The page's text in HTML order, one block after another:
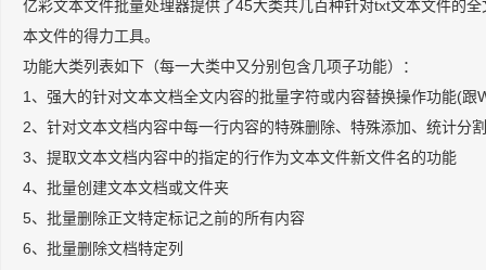
亿彩文本文件批量处理器提供了45大类共几百种针对txt文本文件的
本文件的得力工具。
功能大类列表如下（每一大类中又分别包含几项子功能）：
1、强大的针对文本文档全文内容的批量字符或内容替换操作功能(跟
2、针对文本文档内容中每一行内容的特殊删除、特殊添加、统计分
3、提取文本文档内容中的指定的行作为文本文件新文件名的功能
4、批量创建文本文档或文件夹
5、批量删除正文特定标记之前的所有内容
6、批量删除文档特定列